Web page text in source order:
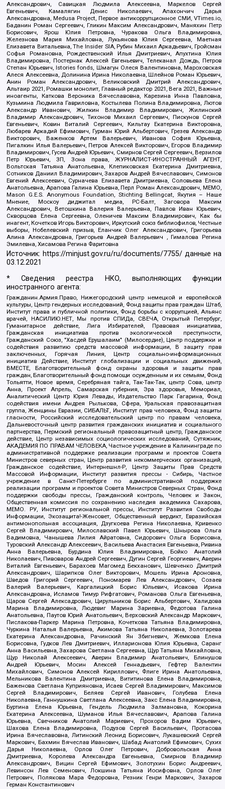
Александрович, Савицкая Людмила Алексеевна, Маркелов Сергей
Евгеньевич, Камалягин Денис Николаевич, Апахончич Дарья
Александровна, Medusa Project, Первое антикоррупционное СМИ, VTimes.io,
Баданин Роман Сергеевич, Гликин Максим Александрович, Маняхин Петр
Борисович, Ярош Юлия Петровна, Чуракова Ольга Владимировна,
Железнова Мария Михайловна, Лукьянова Юлия Сергеевна, Маетная
Елизавета Витальевна, The Insider SIA, Рубин Михаил Аркадьевич, Гройсман
Софья Романовна, Рождественский Илья Дмитриевич, Апухтина Юлия
Владимировна, Постернак Алексей Евгеньевич, Телеканал Дождь, Петров
Степан Юрьевич, Istories fonds, Шмагун Олеся Валентиновна, Мароховская
Алеся Алексеевна, Долинина Ирина Николаевна, Шлейнов Роман Юрьевич,
Анин Роман Александрович, Великовский Дмитрий Александрович,
Альтаир 2021, Ромашки монолит, Главный редактор 2021, Вега 2021, Важные
иноагенты, Каткова Вероника Вячеславовна, Карезина Инна Павловна,
Кузьмина Людмила Гавриловна, Костылева Полина Владимировна, Лютов
Александр Иванович, Жилкин Владимир Владимирович, Жилинский
Владимир Александрович, Тихонов Михаил Сергеевич, Пискунов Сергей
Евгеньевич, Ковин Виталий Сергеевич, Кильтау Екатерина Викторовна,
Любарев Аркадий Ефимович, Гурман Юрий Альбертович, Грезев Александр
Викторович, Важенков Артем Валерьевич, Иванова София Юрьевна,
Пигалкин Илья Валерьевич, Петров Алексей Викторович, Егоров Владимир
Владимирович, Гусев Андрей Юрьевич, Смирнов Сергей Сергеевич, Верзилов
Петр Юрьевич, ЗП, Зона права, ЖУРНАЛИСТ-ИНОСТРАННЫЙ АГЕНТ,
Вольтская Татьяна Анатольевна, Клепиковская Екатерина Дмитриевна,
Сотников Даниил Владимирович, Захаров Андрей Вячеславович, Симонов
Евгений Алексеевич, Сурначева Елизавета Дмитриевна, Соловьева Елена
Анатольевна, Арапова Галина Юрьевна, Перл Роман Александрович, МЕМО,
Mason G.E.S. Anonymous Foundation, Stichting Bellingcat, Якутия – Наше
Мнение, Москоу диджитал медиа, РС-Балт, Заговора Максим
Александрович, Ветошкина Валерия Валерьевна, Павлов Иван Юрьевич,
Скворцова Елена Сергеевна, Оленичев Максим Владимирович, Как бы
инагент, Кочетков Игорь Викторович, Иркутский союз библиофилов, Честные
выборы, Нобелевский призыв, Еланчик Олег Александрович, Григорьева
Алина Александровна, Григорьев Андрей Валерьевич , Гималова Регина
Эмилевна, Хисамова Регина Фаритовна
Источник: https://minjust.gov.ru/ru/documents/7755/ данные на
03.12.2021
* Сведения реестра НКО, выполняющих функции
иностранного агента:
Гражданин.Армия.Право, Нижегородский центр немецкой и европейской
культуры, Центр гендерных исследований, Фонд защиты прав граждан Штаб,
Институт права и публичной политики, Фонд борьбы с коррупцией, Альянс
врачей, НАСИЛИЮ.НЕТ, Мы против СПИДа, СВЕЧА, Открытый Петербург,
Гуманитарное действие, Лига Избирателей, Правовая инициатива,
Гражданская инициатива против экологической преступности,
Гражданский Союз, "Хасдей Ерушалаим" (Милосердие), Центр поддержки и
содействия развитию средств массовой информации, В защиту прав
заключенных, Горячая Линия, Центр социально-информационных
инициатив Действие, Институт глобализации и социальных движений,
ВМЕСТЕ, Благотворительный фонд охраны здоровья и защиты прав
граждан, Благотворительный фонд помощи осужденным и их семьям, Фонд
Тольятти, Новое время, Серебряная тайга, Так-Так-Так, центр Сова, центр
Анна, Проект Апрель, Самарская губерния, Эра здоровья, Мемориал,
Аналитический Центр Юрия Левады, Издательство Парк Гагарина, Фонд
содействия имени Андрея Рылькова, Сфера, Уральская правозащитная
группа, Женщины Евразии, СИБАЛЬТ, Институт прав человека, Фонд защиты
гласности, Российский исследовательский центр по правам человека,
Дальневосточный центр развития гражданских инициатив и социального
партнерства, Пермский региональный правозащитный центр, Гражданское
действие, Центр независимых социологических исследований, Сутяжник,
АКАДЕМИЯ ПО ПРАВАМ ЧЕЛОВЕКА, Частное учреждение в Калининграде по
административной поддержке реализации программ и проектов Совета
Министров северных стран, Центр развития некоммерческих организаций,
Гражданское содействие, Интернешнл-Р, Центр Защиты Прав Средств
Массовой Информации, Институт развития прессы - Сибирь, Частное
учреждение в Санкт-Петербурге по административной поддержке
реализации программ и проектов Совета Министров Северных Стран, Фонд
поддержки свободы прессы, Гражданский контроль, Человек и Закон,
Общественная комиссия по сохранению наследия академика Сахарова,
МЕМО. РУ, Институт региональной прессы, Институт Развития Свободы
Информации, Экозащита!-Женсовет, Общественный вердикт, Евразийская
антимонопольная ассоциация, Дзугкоева Регина Николаевна, Кривенко
Сергей Владимирович, Милославский Павел Юрьевич, Шнырова Ольга
Вадимовна, Чанышева Лилия Айратовна, Сидорович Ольга Борисовна,
Туровский Александр Алексеевич, Васильева Анастасия Евгеньевна, Ривина
Анна Валерьевна, Бурдина Юлия Владимировна, Бойко Анатолий
Николаевич, Пивоваров Андрей Сергеевич, Дугин Сергей Георгиевич, Аверин
Виталий Евгеньевич, Барахоев Магомед Бекханович, Шевченко Дмитрий
Александрович, Шарипков Олег Викторович, Мошель Ирина Ароновна,
Шведов Григорий Сергеевич, Пономарев Лев Александрович, Созаев
Валерий Валерьевич, Каргалицкий Борис Юльевич, Исакова Ирина
Александровна, Исламов Тимур Рифгатович, Романова Ольга Евгеньевна,
Щаров Сергей Алексадрович, Цирульников Борис Альбертович, Халидова
Марина Владимировна, Людевиг Марина Зариевна, Федотова Галина
Анатольевна, Паутов Юрий Анатольевич, Верховский Александр Маркович,
Пислакова-Паркер Марина Петровна, Кочеткова Татьяна Владимировна,
Чуркина Наталья Валерьевна, Акимова Татьяна Николаевна, Золотарева
Екатерина Александровна, Рачинский Ян Збигневич, Жемкова Елена
Борисовна, Гудков Лев Дмитриевич, Илларионова Юлия Юрьевна, Саранг
Анна Васильевна, Захарова Светлана Сергеевна, Щур Татьяна Михайловна,
Щур Николай Алексеевич, Аверин Владимир Анатольевич, Блинушов
Андрей Юрьевич, Мосин Алексей Геннадьевич, Гефтер Валентин
Михайлович, Симонов Алексей Кириллович, Флиге Ирина Анатольевна,
Мельникова Валентина Дмитриевна, Вититинова Елена Владимировна,
Баженова Светлана Куприяновна, Исаев Сергей Владимирович, Максимов
Сергей Владимирович, Беляев Сергей Иванович, Голубева Елена
Николаевна, Ганнушкина Светлана Алексеевна, Закс Елена Владимировна,
Буртина Елена Юрьевна, Гендель Людмила Залмановна, Кокорина
Екатерина Алексеевна, Шуманов Илья Вячеславович, Арапова Галина
Юрьевна, Свечников Анатолий Мариевич, Прохоров Вадим Юрьевич,
Шахова Елена Владимировна, Подузов Сергей Васильевич, Протасова
Ирина Вячеславовна, Литинский Леонид Борисович, Лукашевский Сергей
Маркович, Бахмин Вячеслав Иванович, Шабад Анатолий Ефимович, Сухих
Дарья Николаевна, Орлов Олег Петрович, Добровольская Анна
Дмитриевна, Королева Александра Евгеньевна, Смирнов Владимир
Александрович, Вицин Сергей Ефимович, Золотухин Борис Андреевич,
Левинсон Лев Семенович, Локшина Татьяна Иосифовна, Орлов Олег
Петрович, Полякова Мара Федоровна, Резник Генри Маркович, Захаров
Герман Константинович